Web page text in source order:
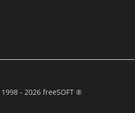
- 2026 freeSOFT ®